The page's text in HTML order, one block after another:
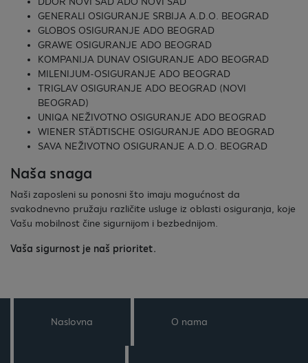
GENERALI OSIGURANJE SRBIJA A.D.O. BEOGRAD
GLOBOS OSIGURANJE ADO BEOGRAD
GRAWE OSIGURANJE ADO BEOGRAD
KOMPANIJA DUNAV OSIGURANJE ADO BEOGRAD
MILENIJUM-OSIGURANJE ADO BEOGRAD
TRIGLAV OSIGURANJE ADO BEOGRAD (NOVI
BEOGRAD)
UNIQA NEŽIVOTNO OSIGURANJE ADO BEOGRAD
WIENER STÄDTISCHE OSIGURANJE ADO BEOGRAD
SAVA NEŽIVOTNO OSIGURANJE A.D.O. BEOGRAD
Naša snaga
Naši zaposleni su ponosni što imaju mogućnost da
svakodnevno pružaju različite usluge iz oblasti osiguranja, koje
Vašu mobilnost čine sigurnijom i bezbednijom.
Vaša sigurnost je naš prioritet.
Naslovna O nama